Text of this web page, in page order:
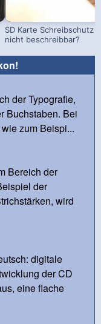
SD Karte Schreibschutz
nicht beschreibbar?
der Typografie,
Buchstaben. Bei
zum Beispi...
Bereich der
der
wird
digitale
der CD
eine flache